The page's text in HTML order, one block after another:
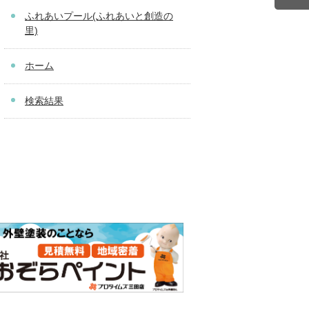
ふれあいプール(ふれあいと創造の
里)
ホーム
検索結果